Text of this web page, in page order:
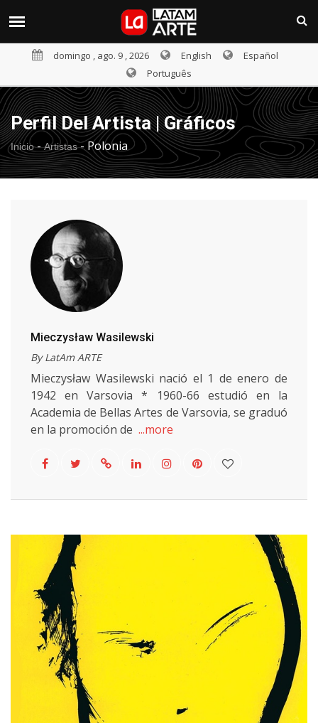
domingo , ago. 9 , 2026 English
Español
Português
Perfil Del Artista | Gráficos
Inicio- Artistas- Polonia
Mieczysław Wasilewski
By LatAm ARTE
Mieczysław Wasilewski nació el 1 de enero de
1942 en Varsovia * 1960-66 estudió en la
Academia de Bellas Artes de Varsovia, se graduó
en la promoción de ...more